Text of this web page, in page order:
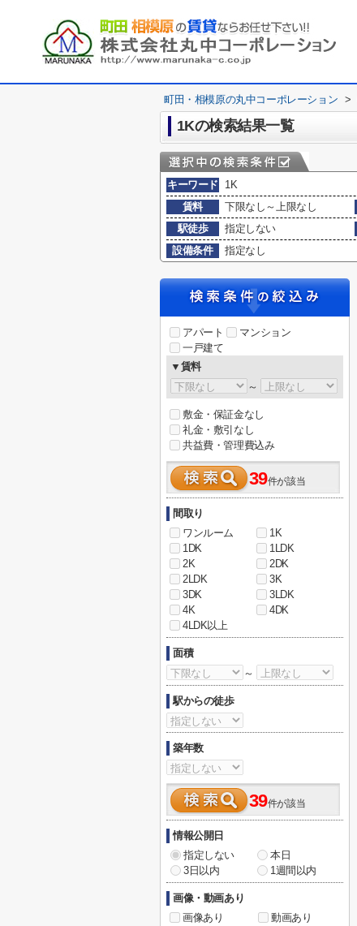
町田・相模原の丸中コーポレーション >
1Kの検索結果一覧
キーワード
1K
賃料
下限なし～上限なし
駅徒歩
指定しない
設備条件
指定なし
アパート
マンション
一戸建て
▼賃料
～
敷金・保証金なし
礼金・敷引なし
共益費・管理費込み
39件が該当
間取り
ワンルーム
1K
1DK
1LDK
2K
2DK
2LDK
3K
3DK
3LDK
4K
4DK
4LDK以上
面積
～
駅からの徒歩
築年数
39件が該当
情報公開日
指定しない
本日
3日以内
1週間以内
画像・動画あり
画像あり
動画あり